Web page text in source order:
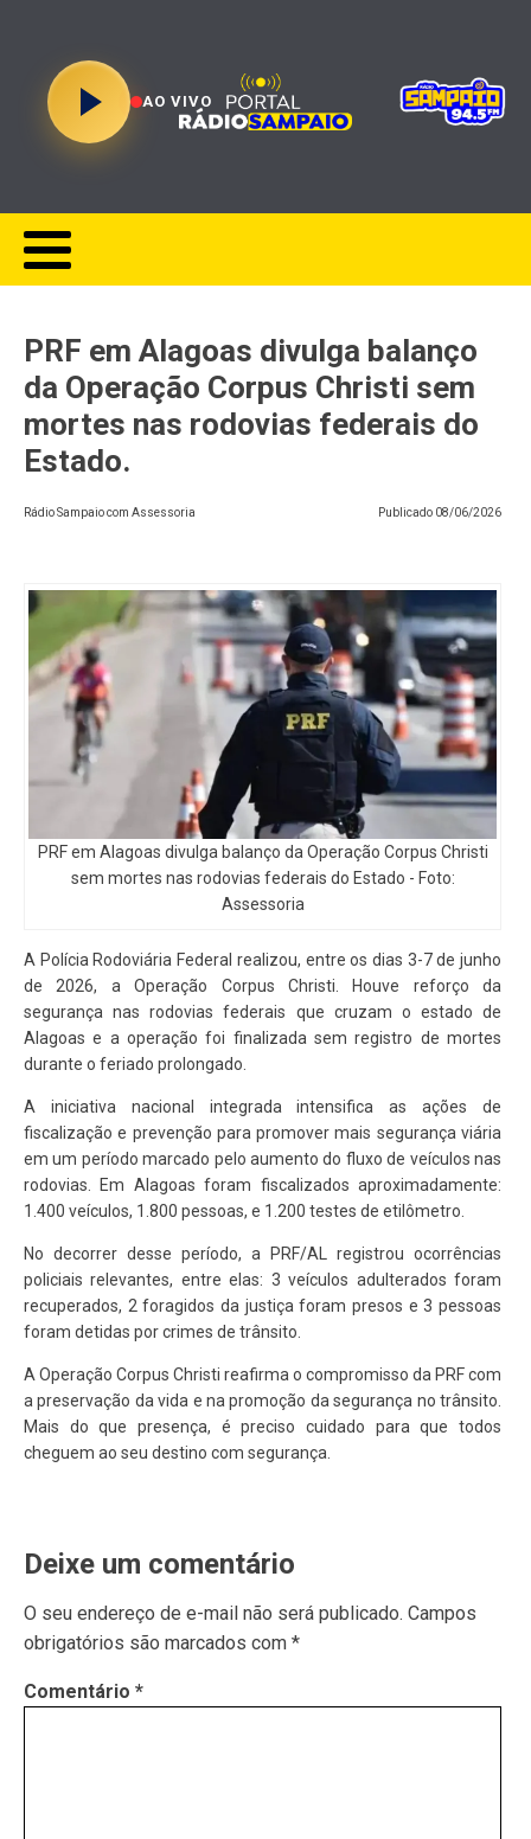
AO VIVO
PRF em Alagoas divulga balanço
da Operação Corpus Christi sem
mortes nas rodovias federais do
Estado.
Rádio Sampaio com Assessoria Publicado 08/06/2026
PRF em Alagoas divulga balanço da Operação Corpus Christi
sem mortes nas rodovias federais do Estado - Foto:
Assessoria
A Polícia Rodoviária Federal realizou, entre os dias 3-7 de junho
de 2026, a Operação Corpus Christi. Houve reforço da
segurança nas rodovias federais que cruzam o estado de
Alagoas e a operação foi finalizada sem registro de mortes
durante o feriado prolongado.
A iniciativa nacional integrada intensifica as ações de
fiscalização e prevenção para promover mais segurança viária
em um período marcado pelo aumento do fluxo de veículos nas
rodovias. Em Alagoas foram fiscalizados aproximadamente:
1.400 veículos, 1.800 pessoas, e 1.200 testes de etilômetro.
No decorrer desse período, a PRF/AL registrou ocorrências
policiais relevantes, entre elas: 3 veículos adulterados foram
recuperados, 2 foragidos da justiça foram presos e 3 pessoas
foram detidas por crimes de trânsito.
A Operação Corpus Christi reafirma o compromisso da PRF com
a preservação da vida e na promoção da segurança no trânsito.
Mais do que presença, é preciso cuidado para que todos
cheguem ao seu destino com segurança.
Deixe um comentário
O seu endereço de e-mail não será publicado. Campos
obrigatórios são marcados com *
Comentário *